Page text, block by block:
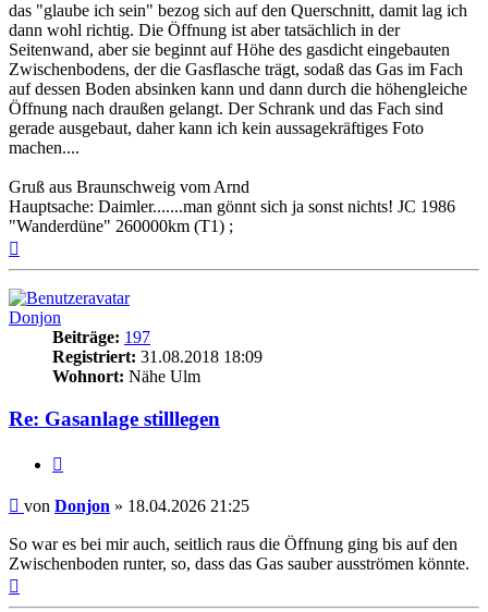
das "glaube ich sein" bezog sich auf den Querschnitt, damit lag ich
dann wohl richtig. Die Öffnung ist aber tatsächlich in der
Seitenwand, aber sie beginnt auf Höhe des gasdicht eingebauten
Zwischenbodens, der die Gasflasche trägt, sodaß das Gas im Fach
auf dessen Boden absinken kann und dann durch die höhengleiche
Öffnung nach draußen gelangt. Der Schrank und das Fach sind
gerade ausgebaut, daher kann ich kein aussagekräftiges Foto
machen....
Gruß aus Braunschweig vom Arnd
Hauptsache: Daimler.......man gönnt sich ja sonst nichts! JC 1986
"Wanderdüne" 260000km (T1) ;
Donjon
Beiträge: 197
Registriert: 31.08.2018 18:09
Wohnort: Nähe Ulm
Re: Gasanlage stilllegen
Beitrag
von Donjon » 18.04.2026 21:25
So war es bei mir auch, seitlich raus die Öffnung ging bis auf den
Zwischenboden runter, so, dass das Gas sauber ausströmen könnte.